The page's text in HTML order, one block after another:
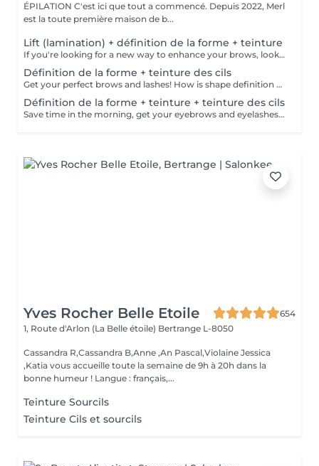
ÉPILATION C'est ici que tout a commencé. Depuis 2022, Merl
est la toute première maison de b...
Lift (lamination) + définition de la forme + teinture
If you're looking for a new way to enhance your brows, look no further than brow lift! During the process, the specialist covers the hairs with special compositions for long-term styling and fixation. Eyebrow lamination is accompanied by coloring. As a result, the eyebrows become bright, neat and well-groomed, and the desired shape remains unchanged for a long time. How is the brow lift done? - consultation (to discuss perfect form and colour) - preparation (brows are washed and marked) - brow style is applied to the brows - brow set is applied the brows - tweezing (excess hair are with tweezers) - tinting (paint or henna is applied) - products are removed from the brows - antiseptic and cream are applied - brows are brushed into their desired position Age restrictions: recommended to do from 16 years. Post procedure recommendations: do not wash brows, do not go to sauna, do not put on makeup for 24 hours. Frequency: once in 6-8 weeks.
Définition de la forme + teinture des cils
Get your perfect brows and lashes! How is shape definition + lash tinting done? - consultation is performed - brows are washed - excess hair is removed with wax - excess hair is removed with tweezers - brows are styled - lashes are washed - patches are applied - tinting is performed - patches are removed Age restrictions: recommended to do from 12 years. Post procedure recommendations: do not put makeup on the skin near the brows 4 hours after the procedure. Frequency: once in 3-4 weeks.
Définition de la forme + teinture + teinture des cils
Save time in the morning, get your eyebrows and eyelashes done! How is the shape definition + tinting + lash tinting done? - consultation is performed - brows are washed - excess hair is removed with wax - excess hair is removed with tweezers - tinting is performed - excess paint is removed - lashes are washed - patches are applied - tinting is performed - patches are removed Age restrictions: recommended age from 14 years. Post procedure recommendations: do not wash brows and lashes, do not put on makeup for 12 hours. Frequency: once in 3-4 weeks.
Yves Rocher Belle Etoile
654
1, Route d'Arlon (La Belle étoile) Bertrange L-8050
Cassandra R,Cassandra B,Anne ,An Pascal,Violaine Jessica
,Katia vous accueille toute la semaine de 9h à 20h dans la
bonne humeur ! Langue : français,...
Teinture Sourcils
Teinture Cils et sourcils